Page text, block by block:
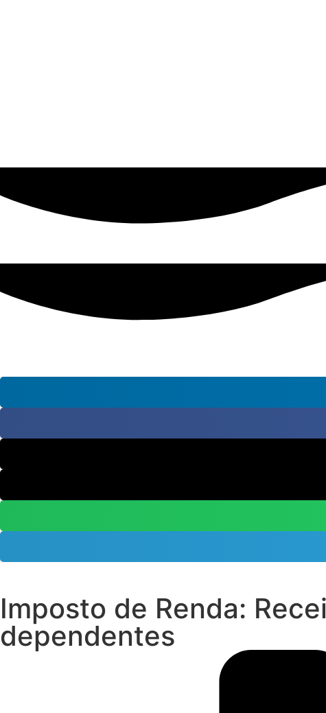
Imposto de Renda:
dependentes